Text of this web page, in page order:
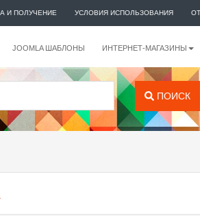
И ПОЛУЧЕНИЕ УСЛОВИЯ ИСПОЛЬЗОВАНИЯ
JOOMLA ШАБЛОНЫ ИНТЕРНЕТ-МАГАЗИНЫ
ПОИСК